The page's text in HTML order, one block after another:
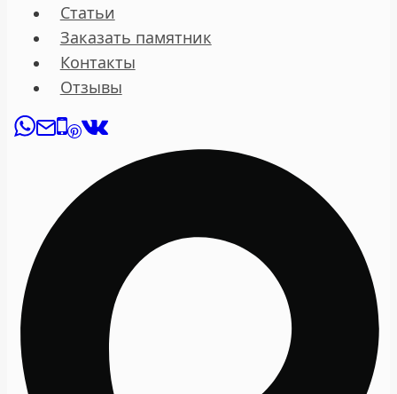
Статьи
Заказать памятник
Контакты
Отзывы